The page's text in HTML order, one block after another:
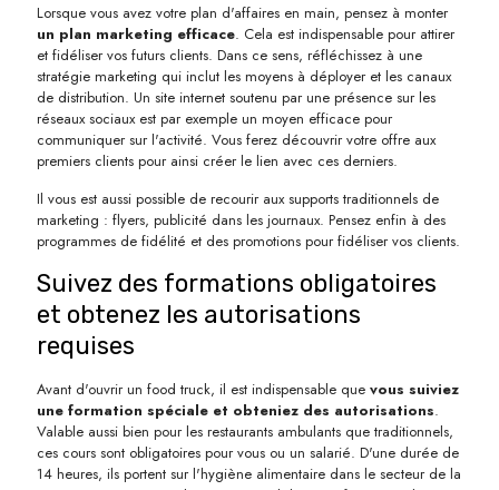
Lorsque vous avez votre plan d'affaires en main, pensez à monter
un plan marketing efficace. Cela est indispensable pour attirer
et fidéliser vos futurs clients. Dans ce sens, réfléchissez à une
stratégie marketing qui inclut les moyens à déployer et les canaux
de distribution. Un site internet soutenu par une présence sur les
réseaux sociaux est par exemple un moyen efficace pour
communiquer sur l'activité. Vous ferez découvrir votre offre aux
premiers clients pour ainsi créer le lien avec ces derniers.
Il vous est aussi possible de recourir aux supports traditionnels de
marketing : flyers, publicité dans les journaux. Pensez enfin à des
programmes de fidélité et des promotions pour fidéliser vos clients.
Suivez des formations obligatoires
et obtenez les autorisations
requises
Avant d'ouvrir un food truck, il est indispensable que vous suiviez
une formation spéciale et obteniez des autorisations.
Valable aussi bien pour les restaurants ambulants que traditionnels,
ces cours sont obligatoires pour vous ou un salarié. D'une durée de
14 heures, ils portent sur l'hygiène alimentaire dans le secteur de la